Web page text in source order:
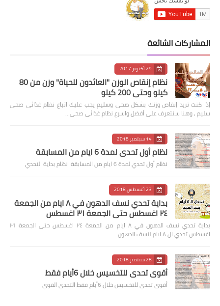
المشاركات الشائعة
29 أكتوبر 2017
نظام إنقاص الوزن "العائدون للحياة" وزن من 80
كيلو وحتى 200 كيلو
إذا كنت تريد إنقاص وزنك بشكل صحى وسليم يجب عليك اتباع نظام غذائى صحى
سليم , وهنا سنتعرف على أفضل واسرع نظام غذائى صحى…
14 سبتمبر 2018
نظام أول تحدي لمدة 6 ايام من المسابقة
نظام أول تحدي لمدة 6 ايام من المسابقة نظام بداية التحدي
23 أغسطس 2018
بداية تحدي نسف الدهون في ٨ ايام من الجمعة
٢٤ اغسطس حتى الجمعة ٣١ اغسطس
بداية تحدي نسف الدهون في ٨ ايام من الجمعة ٢٤ اغسطس حتى الجمعة ٣١
اغسطس تحدي ال ٨ ايام لنسف الدهون
28 سبتمبر 2018
أقوى تحدي للتخسيس خلال 6أيام فقط
أقوى تحدي للتخسيس خلال 6أيام فقط التحدي القوي